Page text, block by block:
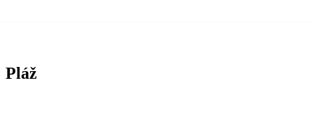
Pláž